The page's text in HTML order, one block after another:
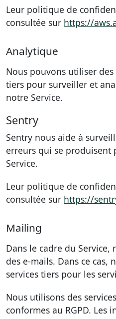
Leur politique de
consultée sur https://
Analytique
Nous pouvons utiliser
tiers pour surveiller et
notre Service.
Sentry
Sentry nous aide à
erreurs qui se produisent
Service.
Leur politique de
consultée sur https://
Mailing
Dans le cadre du Service,
des e-mails. Dans ce cas,
services tiers pour les
Nous utilisons des
conformes au RGPD. Les